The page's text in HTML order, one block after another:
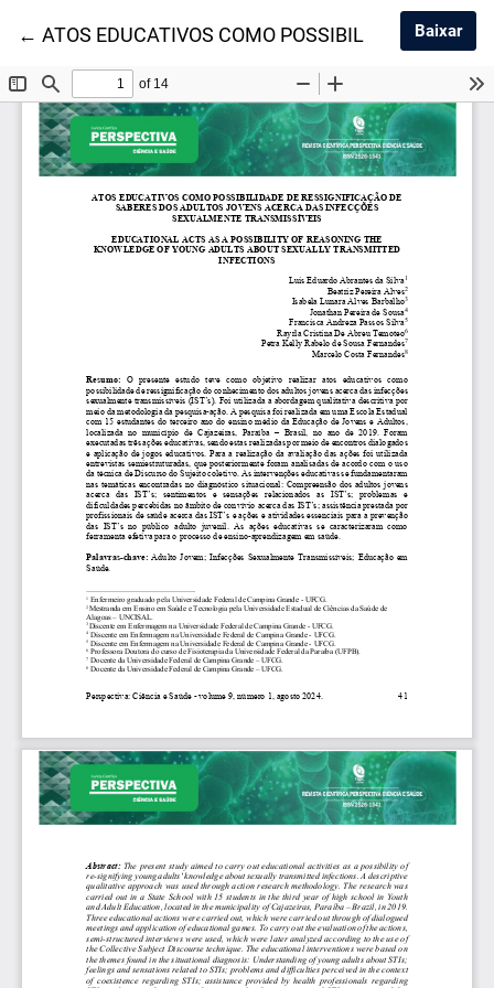
←Voltar aos Detalhes do Artigo
ATOS EDUCATIVOS COMO POSSIBILIDADE DE
Baixar